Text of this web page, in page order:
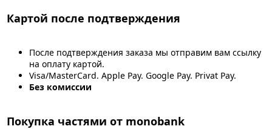
Картой после подтверждения
После подтверждения заказа мы отправим вам ссылку
на оплату картой.
Visa/MasterCard. Apple Pay. Google Pay. Privat Pay.
Без комиссии
Покупка частями от monobank